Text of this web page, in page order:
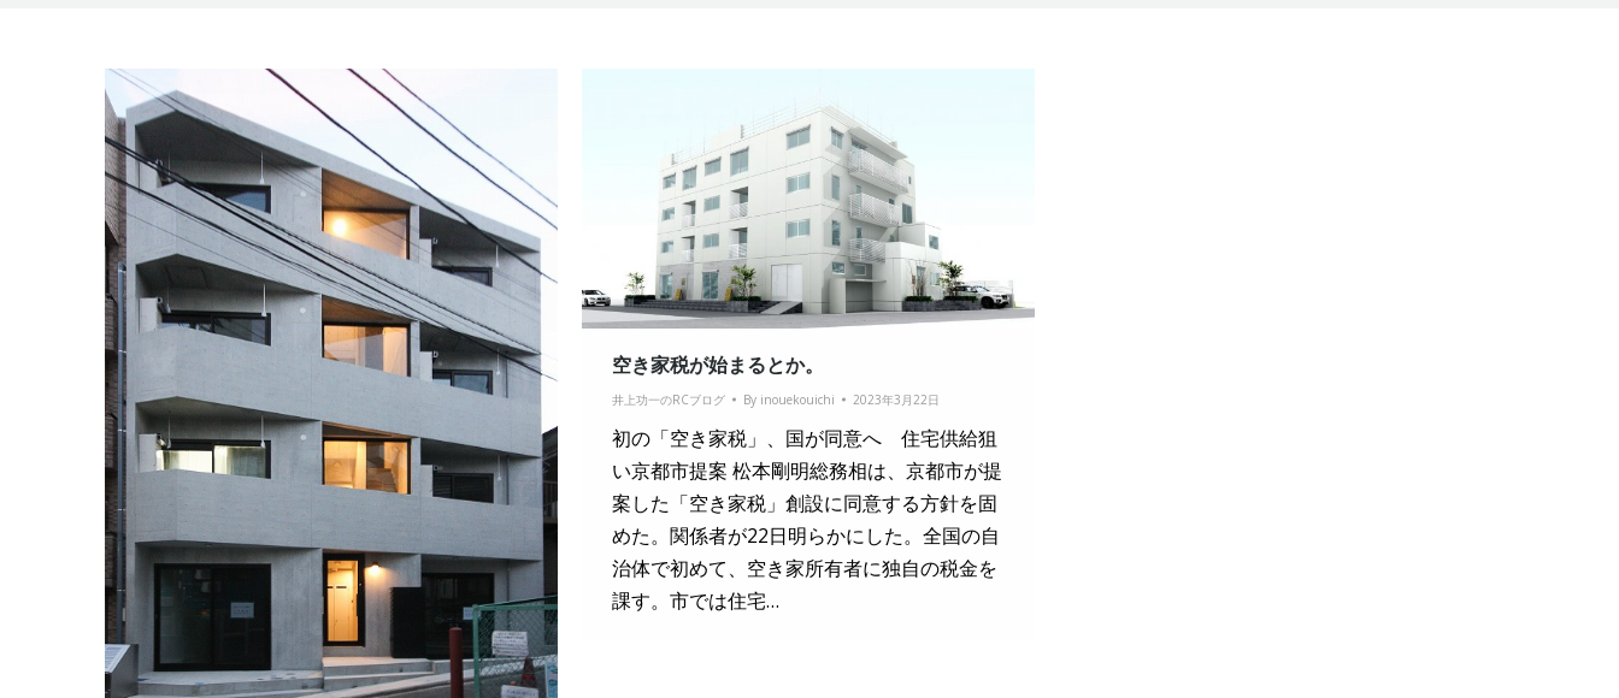
空き家税が始まるとか。
井上功一のRCブログ By inouekouichi 2023年3月22日
初の「空き家税」、国が同意へ 住宅供給狙
い京都市提案 松本剛明総務相は、京都市が提
案した「空き家税」創設に同意する方針を固
めた。関係者が22日明らかにした。全国の自
治体で初めて、空き家所有者に独自の税金を
課す。市では住宅…